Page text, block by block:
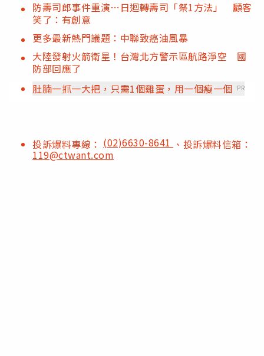
防壽司郎事件重演…日迴轉壽司「祭1方法」 顧客
笑了：有創意
更多最新熱門議題：中聯致癌油風暴
大陸發射火箭衛星！台灣北方警示區航路淨空 國
防部回應了
肚腩一抓一大把，只需1個雞蛋，用一個瘦一個 PR
投訴爆料專線： (02)6630-8641 、投訴爆料信箱：
119@ctwant.com